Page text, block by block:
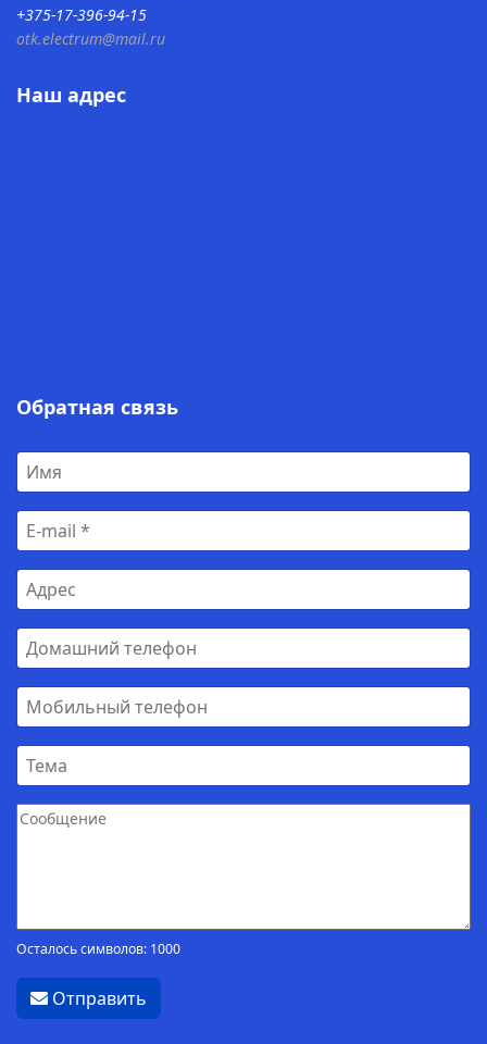
+375-17-396-94-15
otk.electrum@mail.ru
Наш адрес
Обратная связь
Осталось символов: 1000
Отправить